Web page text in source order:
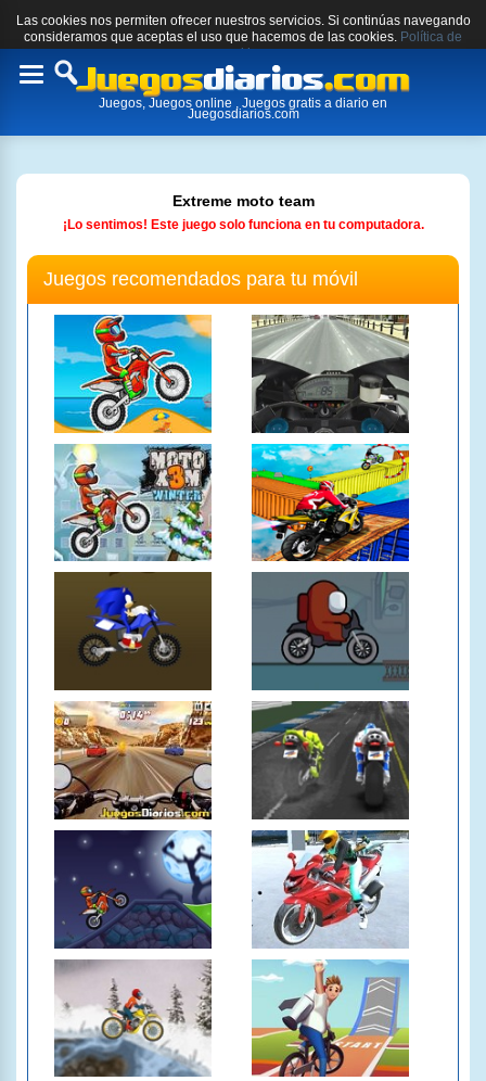
Las cookies nos permiten ofrecer nuestros servicios. Si continúas navegando
consideramos que aceptas el uso que hacemos de las cookies. Política de
cookies.
Toggle
Juegos, Juegos online , Juegos gratis a diario en
Juegosdiarios.com
Extreme moto team
¡Lo sentimos! Este juego solo funciona en tu computadora.
Juegos recomendados para tu móvil